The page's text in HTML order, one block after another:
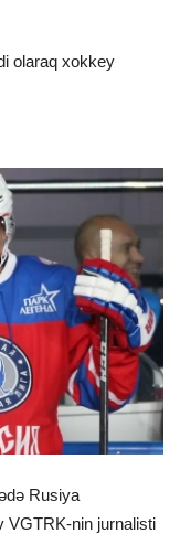
olaraq xokkey
Rusiya
VGTRK-nin jurnalisti